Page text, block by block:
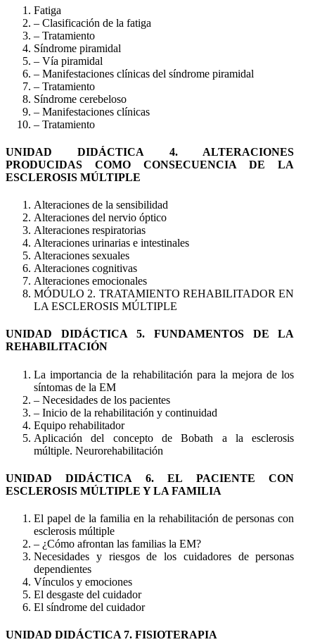
Fatiga
– Clasificación de la fatiga
– Tratamiento
Síndrome piramidal
– Vía piramidal
– Manifestaciones clínicas del síndrome piramidal
– Tratamiento
Síndrome cerebeloso
– Manifestaciones clínicas
– Tratamiento
UNIDAD DIDÁCTICA 4. ALTERACIONES
PRODUCIDAS COMO CONSECUENCIA DE LA
ESCLEROSIS MÚLTIPLE
Alteraciones de la sensibilidad
Alteraciones del nervio óptico
Alteraciones respiratorias
Alteraciones urinarias e intestinales
Alteraciones sexuales
Alteraciones cognitivas
Alteraciones emocionales
MÓDULO 2. TRATAMIENTO REHABILITADOR EN
LA ESCLEROSIS MÚLTIPLE
UNIDAD DIDÁCTICA 5. FUNDAMENTOS DE LA
REHABILITACIÓN
La importancia de la rehabilitación para la mejora de los
síntomas de la EM
– Necesidades de los pacientes
– Inicio de la rehabilitación y continuidad
Equipo rehabilitador
Aplicación del concepto de Bobath a la esclerosis
múltiple. Neurorehabilitación
UNIDAD DIDÁCTICA 6. EL PACIENTE CON
ESCLEROSIS MÚLTIPLE Y LA FAMILIA
El papel de la familia en la rehabilitación de personas con
esclerosis múltiple
– ¿Cómo afrontan las familias la EM?
Necesidades y riesgos de los cuidadores de personas
dependientes
Vínculos y emociones
El desgaste del cuidador
El síndrome del cuidador
UNIDAD DIDÁCTICA 7. FISIOTERAPIA